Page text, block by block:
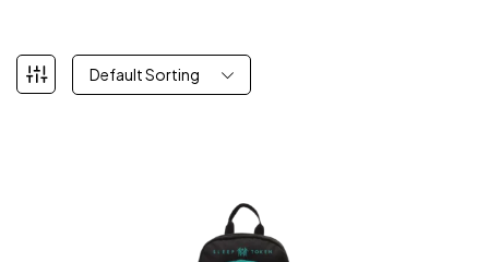
Default Sorting